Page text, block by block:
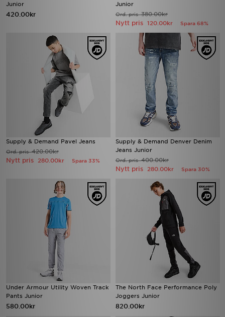
Junior
420.00kr
Junior
Ord. pris380.00kr
Nytt pris 120.00kr Spara 68%
Supply & Demand Pavel Jeans
Ord. pris420.00kr
Nytt pris 280.00kr Spara 33%
Supply & Demand Denver Denim
Jeans Junior
Ord. pris400.00kr
Nytt pris 280.00kr Spara 30%
Under Armour Utility Woven Track
Pants Junior
580.00kr
The North Face Performance Poly
Joggers Junior
820.00kr